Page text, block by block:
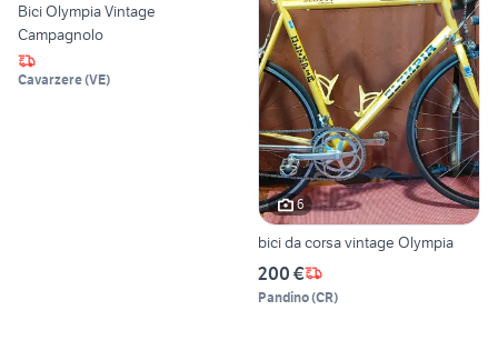
Bici Olympia Vintage
Campagnolo
Cavarzere(VE)
6
bici da corsa vintage Olympia
200 €
Pandino(CR)